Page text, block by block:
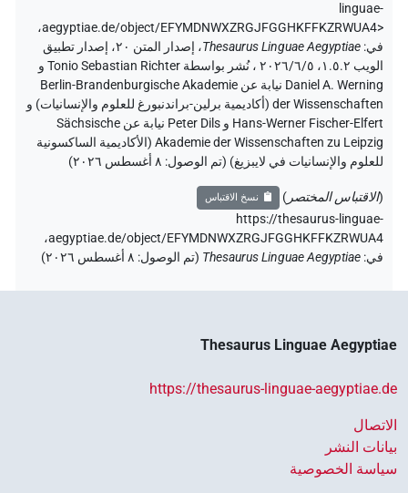
linguae-
aegyptiae.de/object/EFYMDNWXZRGJFGGHKFFKZRWUA4>،
في:
Thesaurus Linguae Aegyptiae،
إصدار المتن ٢٠، إصدار تطبيق
الويب ۱.٥.٢، ٢٠٢٦/٦/٥ ، نُشر بواسطة Tonio Sebastian Richter و
Daniel A. Werning نيابة عن Berlin-Brandenburgische Akademie
der Wissenschaften (أكاديمية برلين-براندنبورغ للعلوم والإنسانيات) و
Hans-Werner Fischer-Elfert و Peter Dils نيابة عن Sächsische
Akademie der Wissenschaften zu Leipzig (الأكاديمية الساكسونية
للعلوم والإنسانيات في لايبزيغ) (تم الوصول: ٨ أغسطس ٢٠٢٦ )
(الاقتباس المختصر ) نسخ الاقتباس
https://thesaurus-linguae-
aegyptiae.de/object/EFYMDNWXZRGJFGGHKFFKZRWUA4،
في:
Thesaurus Linguae Aegyptiae
(تم الوصول: ٨ أغسطس ٢٠٢٦ )
Thesaurus Linguae Aegyptiae
https://thesaurus-linguae-aegyptiae.de
الاتصال
بيانات النشر
سياسة الخصوصية